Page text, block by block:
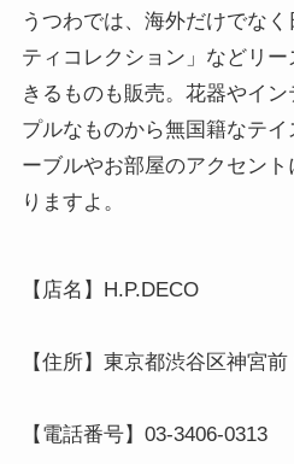
うつわでは、海外だけでな
ティコレクション」などリ
きるものも販売。花器やイ
プルなものから無国籍なテ
ーブルやお部屋のアクセン
りますよ。
【店名】H.P.DECO
【住所】東京都渋谷区神宮
【電話番号】03-3406-0313